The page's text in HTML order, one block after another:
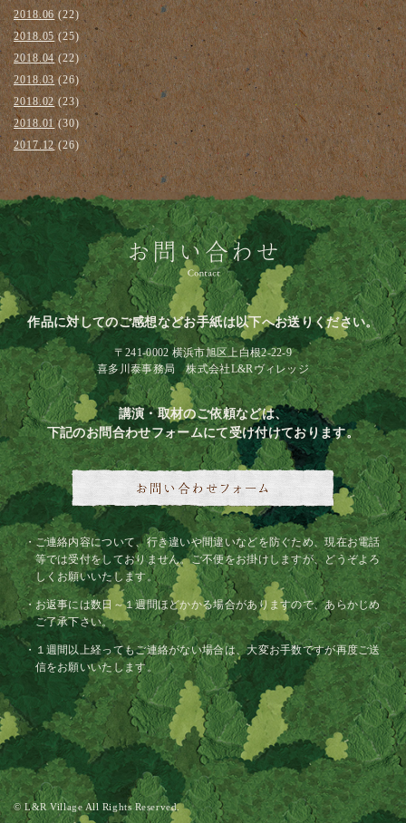
2018.06 (22)
2018.05(25)
2018.04(22)
2018.03 (26)
2018.02(23)
2018.01(30)
2017.12(26)
作品に対してのご感想などお手紙は以下へお送りください。
〒241-0002 横浜市旭区上白根2-22-9
喜多川泰事務局 株式会社L&Rヴィレッジ
講演・取材のご依頼などは、
下記のお問合わせフォームにて受け付けております。
ご連絡内容について、行き違いや間違いなどを防ぐため、現在お電話
等では受付をしておりません。ご不便をお掛けしますが、どうぞよろ
しくお願いいたします。
お返事には数日～１週間ほどかかる場合がありますので、あらかじめ
ご了承下さい。
１週間以上経ってもご連絡がない場合は、大変お手数ですが再度ご送
信をお願いいたします。
© L&R Village All Rights Reserved.